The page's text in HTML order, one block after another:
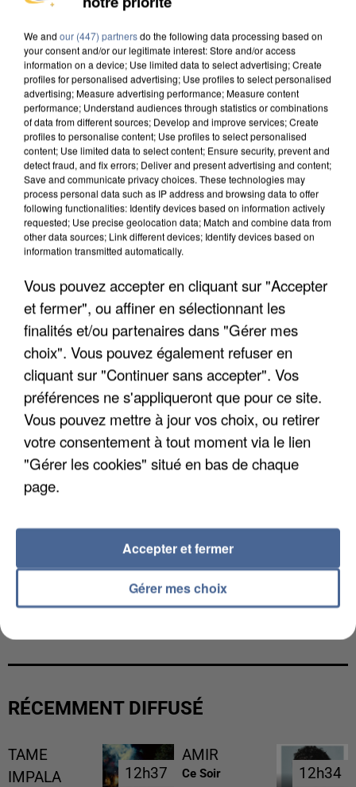
DE SOLIDARITÉ AVEC LES...
APRÈS TOUTES CES CANICULES, LES REFUGES
DE FAUNE SAUVAGE SONT...
L’UN DES FONDATEURS SUPPOSÉS DE LA DZ
RÉCEMMENT DIFFUSÉ
TAME
IMPALA
12h37
12h37
AMIR
Ce Soir 12h34
12h34
We and our (447) partnersdo the following data processing based on
your consent and/or our legitimate interest: Store and/or access
information on a device; Use limited data to select advertising; Create
profiles for personalised advertising; Use profiles to select personalised
advertising; Measure advertising performance; Measure content
performance; Understand audiences through statistics or combinations
of data from different sources; Develop and improve services; Create
profiles to personalise content; Use profiles to select personalised
content; Use limited data to select content; Ensure security, prevent and
detect fraud, and fix errors; Deliver and present advertising and content;
Save and communicate privacy choices. These technologies may
process personal data such as IP address and browsing data to offer
following functionalities: Identify devices based on information actively
requested; Use precise geolocation data; Match and combine data from
other data sources; Link different devices; Identify devices based on
information transmitted automatically.
Vous pouvez accepter en cliquant sur "Accepter
et fermer", ou affiner en sélectionnant les
finalités et/ou partenaires dans "Gérer mes
choix". Vous pouvez également refuser en
cliquant sur "Continuer sans accepter". Vos
préférences ne s'appliqueront que pour ce site.
Vous pouvez mettre à jour vos choix, ou retirer
votre consentement à tout moment via le lien
"Gérer les cookies" situé en bas de chaque
page.
Gérer mes choix
Accepter et fermer